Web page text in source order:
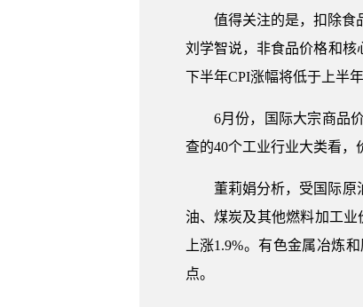
值得关注的是，扣除食
刘学智说，非食品价格和核
下半年CPI涨幅将低于上半年
6月份，国际大宗商品
查的40个工业行业大类看，
董莉娟分析，受国际原
油、煤炭及其他燃料加工业
上涨1.9%。有色金属冶炼
点。